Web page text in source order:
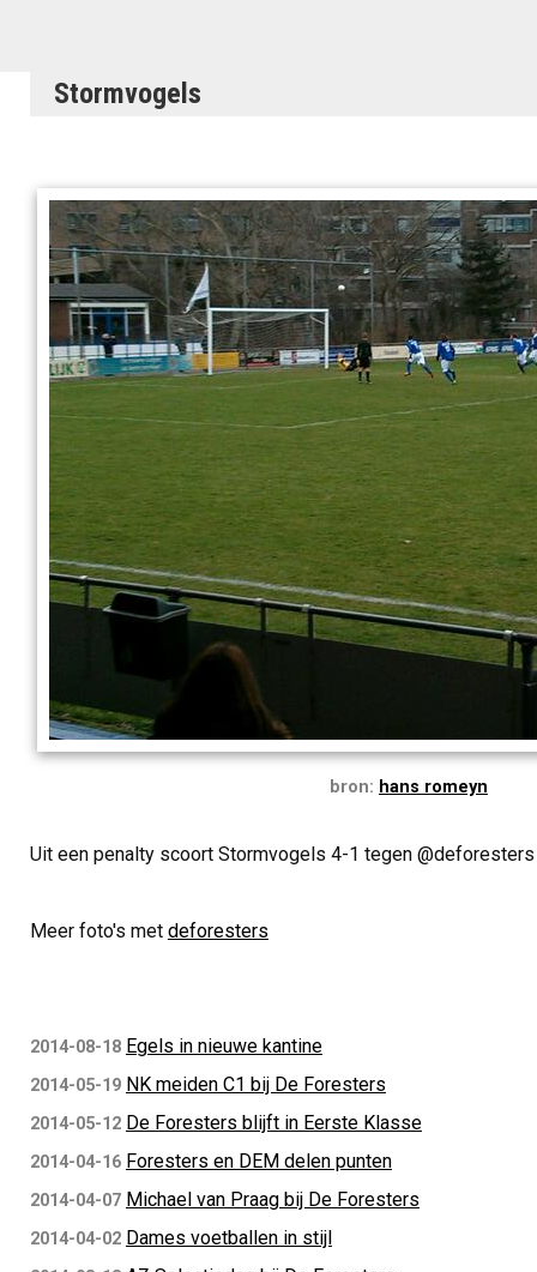
Stormvogels
bron: hans romeyn
Uit een penalty scoort Stormvogels 4-1 tegen
Meer foto's met deforesters
2014-08-18 Egels in nieuwe kantine
2014-05-19 NK meiden C1 bij De Foresters
2014-05-12 De Foresters blijft in Eerste Klasse
2014-04-16 Foresters en DEM delen punten
2014-04-07 Michael van Praag bij De Foresters
2014-04-02 Dames voetballen in stijl